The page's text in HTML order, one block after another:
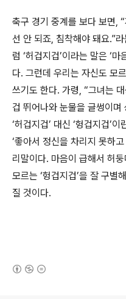
축구 경기 중계를 보다 보면,
선 안 되죠, 침착해야 돼요.”
럼 ‘허겁지겁’이라는 말은 ‘
다. 그런데 우리는 자신도 모
쓰기도 한다. 가령, “그녀는
겁 뛰어나와 눈물을 글썽이며
‘허겁지겁’ 대신 ‘헝겁지겁’
‘좋아서 정신을 차리지 못하
리말이다. 마음이 급해서 허
모르는 ‘헝겁지겁’을 잘 구별
질 것이다.